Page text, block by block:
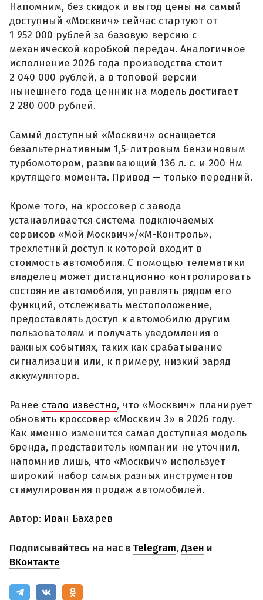
Напомним, без скидок и выгод цены на самый
доступный «Москвич» сейчас стартуют от
1 952 000 рублей за базовую версию с
механической коробкой передач. Аналогичное
исполнение 2026 года производства стоит
2 040 000 рублей, а в топовой версии
нынешнего года ценник на модель достигает
2 280 000 рублей.
Самый доступный «Москвич» оснащается
безальтернативным 1,5-литровым бензиновым
турбомотором, развивающий 136 л. с. и 200 Нм
крутящего момента. Привод — только передний.
Кроме того, на кроссовер с завода
устанавливается система подключаемых
сервисов «Мой Москвич»/«М-Контроль»,
трехлетний доступ к которой входит в
стоимость автомобиля. С помощью телематики
владелец может дистанционно контролировать
состояние автомобиля, управлять рядом его
функций, отслеживать местоположение,
предоставлять доступ к автомобилю другим
пользователям и получать уведомления о
важных событиях, таких как срабатывание
сигнализации или, к примеру, низкий заряд
аккумулятора.
Ранее стало известно, что «Москвич» планирует
обновить кроссовер «Москвич 3» в 2026 году.
Как именно изменится самая доступная модель
бренда, представитель компании не уточнил,
напомнив лишь, что «Москвич» использует
широкий набор самых разных инструментов
стимулирования продаж автомобилей.
Автор: Иван Бахарев
Подписывайтесь на нас в Telegram,Дзен и
ВКонтакте